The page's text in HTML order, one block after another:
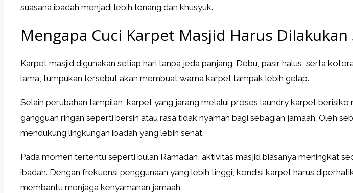
suasana ibadah menjadi lebih tenang dan khusyuk.
Mengapa Cuci Karpet Masjid Harus
Karpet masjid digunakan setiap hari tanpa jeda panjang. Debu, pasir halus, serta
lama, tumpukan tersebut akan membuat warna karpet tampak lebih gelap.
Selain perubahan tampilan, karpet yang jarang melalui proses laundry karpet
gangguan ringan seperti bersin atau rasa tidak nyaman bagi sebagian jamaah. Oleh
mendukung lingkungan ibadah yang lebih sehat.
Pada momen tertentu seperti bulan Ramadan, aktivitas masjid biasanya meningkat
ibadah. Dengan frekuensi penggunaan yang lebih tinggi, kondisi karpet harus
membantu menjaga kenyamanan jamaah.